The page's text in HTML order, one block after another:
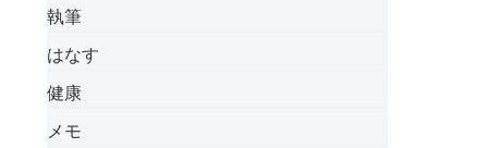
執筆
はなす
健康
メモ